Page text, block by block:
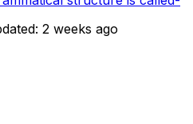
2 weeks ago